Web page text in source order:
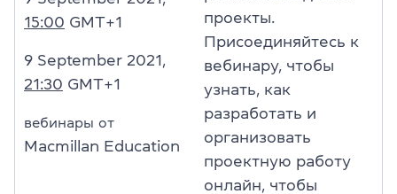
15:00 GMT+1
9 September 2021,
21:30 GMT+1
вебинары от
Macmillan Education
проекты.
Присоединяйтесь к
вебинару, чтобы
узнать, как
разработать и
организовать
проектную работу
онлайн, чтобы